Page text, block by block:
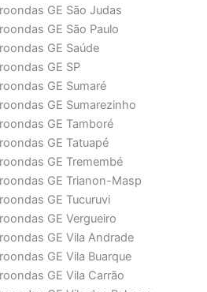
GE São Judas
GE São Paulo
GE Saúde
GE SP
GE Sumaré
GE Sumarezinho
GE Tamboré
GE Tatuapé
GE Tremembé
GE Trianon-Masp
GE Tucuruvi
GE Vergueiro
GE Vila Andrade
GE Vila Buarque
GE Vila Carrão